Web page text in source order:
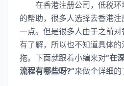
在香港注册公司，低税环
的帮助，很多人选择去香港
一点。但是很多人由于之前
有了解，所以也不知道具体
拖。下面就跟着小编来对“在
流程有哪些呀?”来做个详细的